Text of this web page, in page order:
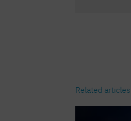
Related articles